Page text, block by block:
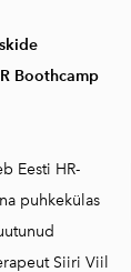
Boothcamp
Eesti HR-
puhkekülas
Siiri Viil